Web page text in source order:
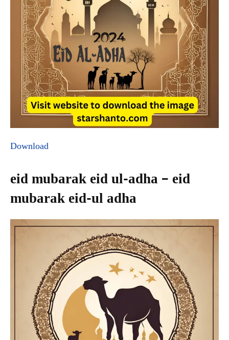
Download
eid mubarak eid ul-adha – eid
mubarak eid-ul adha